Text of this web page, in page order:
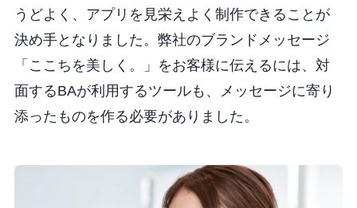
うどよく、アプリを見栄えよく制作できることが
決め手となりました。弊社のブランドメッセージ
「ここちを美しく。」をお客様に伝えるには、対
面するBAが利用するツールも、メッセージに寄り
添ったものを作る必要がありました。